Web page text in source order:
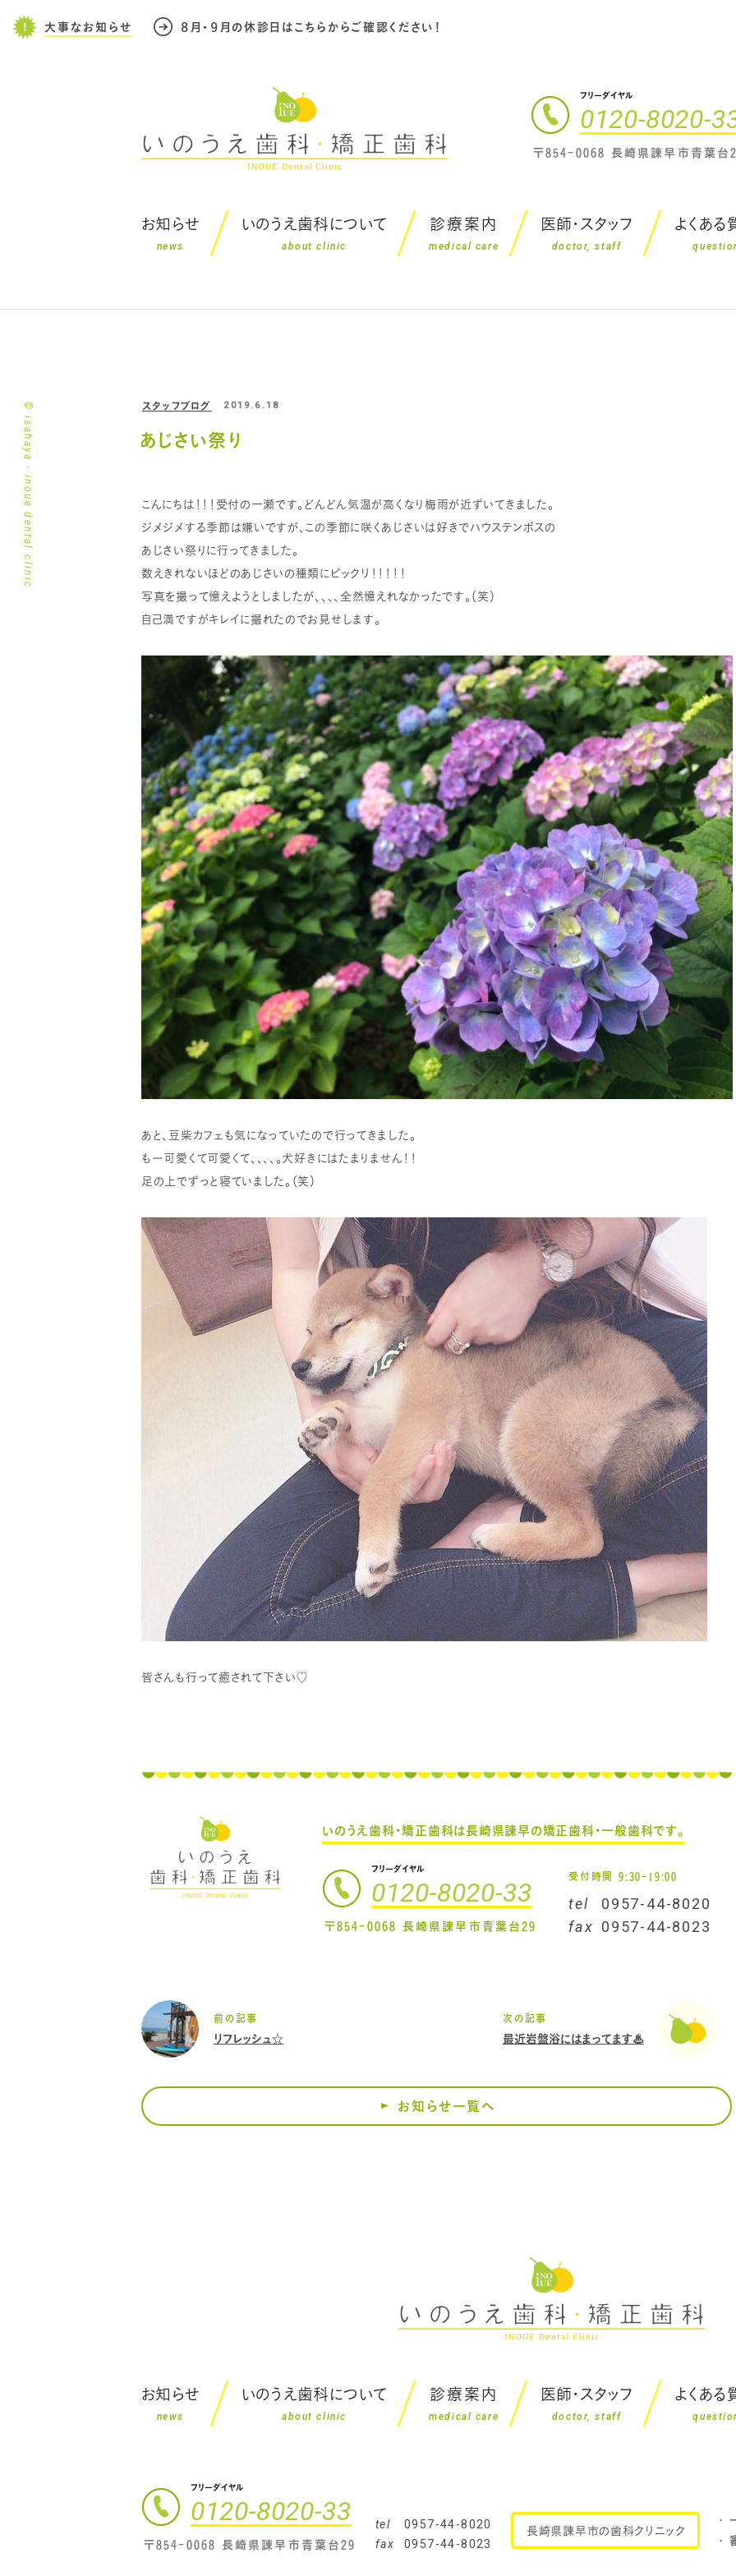
大事なお知らせ ８月・９月の休診日はこちらからご確認ください！
フリーダイヤル
0120-8020-
〒854-0068 長崎県諫早市青葉台
お知らせ
news
いのうえ歯科について
about clinic
診療案内
medical care
医師・スタッフ
doctor, staff
よくある
© isahaya - inoue dental clinic スタッフブログ 2019.6.18
あじさい祭り
こんにちは！！！受付の一瀬です。どんどん気温が高くなり梅雨が近ずいてきました。
ジメジメする季節は嫌いですが、この季節に咲くあじさいは好きでハウステンボスの
あじさい祭りに行ってきました。
数えきれないほどのあじさいの種類にビックリ！！！！！
写真を撮って憶えようとしましたが、、、、全然憶えれなかったです。（笑）
自己満ですがキレイに撮れたのでお見せします。
あと、豆柴カフェも気になっていたので行ってきました。
もー可愛くて可愛くて、、、、。犬好きにはたまりません！！
足の上でずっと寝ていました。（笑）
皆さんも行って癒されて下さい♡
いのうえ歯科・矯正歯科は長崎県諌早の矯正歯科・一般歯科です。
フリーダイヤル
0120-8020-33
〒854-0068 長崎県諫早市青葉台29
受付時間 9:30-19:00
tel
0957-44-8020
fax 0957-44-8023
前の記事
リフレッシュ☆
次の記事
最近岩盤浴にはまってます♨
お知らせ一覧へ
お知らせ
news
いのうえ歯科について
about clinic
診療案内
medical care
医師・スタッフ
doctor, staff
よくある
フリーダイヤル
0120-8020-33
〒854-0068 長崎県諫早市青葉台29
tel
0957-44-8020
fax
0957-44-8023
長崎県諫早市の歯科クリニック